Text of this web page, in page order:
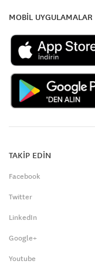
MOBİL UYGULAMALAR
TAKİP EDİN
Facebook
Twitter
LinkedIn
Google+
Youtube